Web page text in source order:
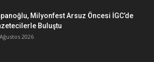
Milyonfest Arsuz Öncesi İGC’de
Buluştu
2026